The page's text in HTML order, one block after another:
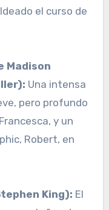
el curso de
Madison
Una intensa
pero profundo
y un
Robert, en
King): El